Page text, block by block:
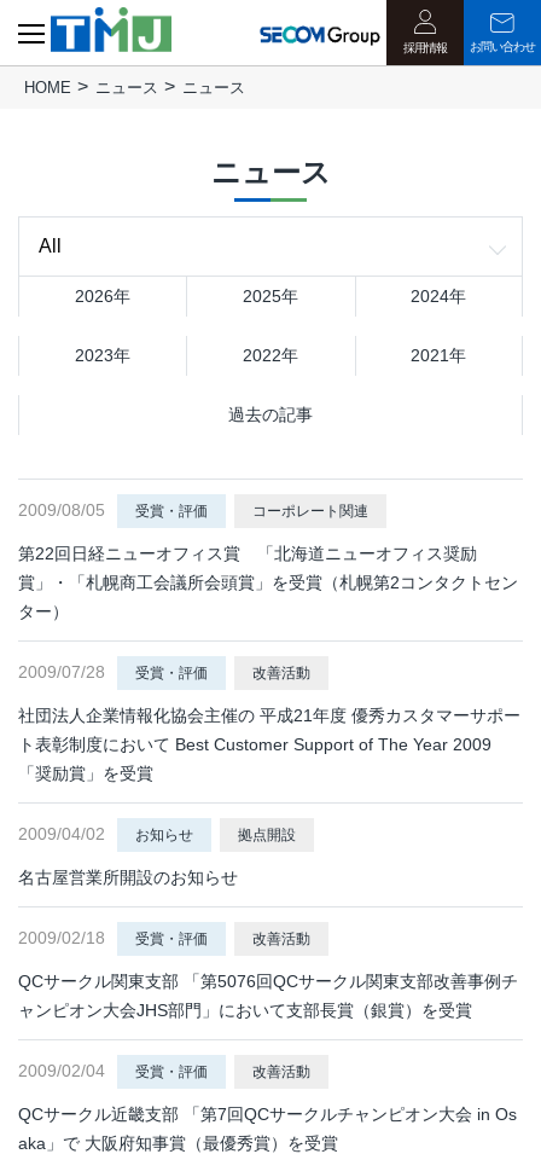
採用情報 お問い合わせ
HOME ニュース ニュース
ニュース
2026年 2025年 2024年
2023年 2022年 2021年
過去の記事
2009/08/05 受賞・評価 コーポレート関連
第22回日経ニューオフィス賞 「北海道ニューオフィス奨励
賞」・「札幌商工会議所会頭賞」を受賞（札幌第2コンタクトセン
ター）
2009/07/28 受賞・評価 改善活動
社団法人企業情報化協会主催の 平成21年度 優秀カスタマーサポー
ト表彰制度において Best Customer Support of The Year 2009
「奨励賞」を受賞
2009/04/02 お知らせ 拠点開設
名古屋営業所開設のお知らせ
2009/02/18 受賞・評価 改善活動
QCサークル関東支部 「第5076回QCサークル関東支部改善事例チ
ャンピオン大会JHS部門」において支部長賞（銀賞）を受賞
2009/02/04 受賞・評価 改善活動
QCサークル近畿支部 「第7回QCサークルチャンピオン大会 in Os
aka」で 大阪府知事賞（最優秀賞）を受賞